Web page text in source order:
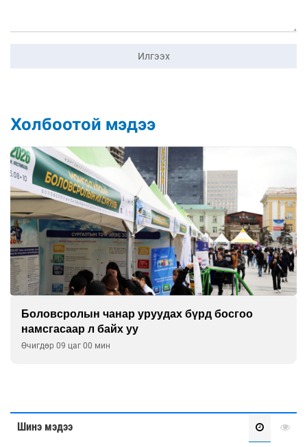
Илгээх
Холбоотой мэдээ
Боловсролын чанар уруудах бүрд босгоо
намсгасаар л байх уу
Өчигдөр 09 цаг 00 мин
Шинэ мэдээ